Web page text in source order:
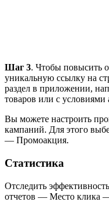
Шаг 3. Чтобы повысить
уникальную ссылку на
раздел в приложении,
товаров или с условиями
Вы можете настроить
кампаний. Для этого
— Промоакция.
Статистика
Отследить
отчетов — Место клика